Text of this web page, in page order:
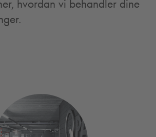
hvordan vi behandler dine